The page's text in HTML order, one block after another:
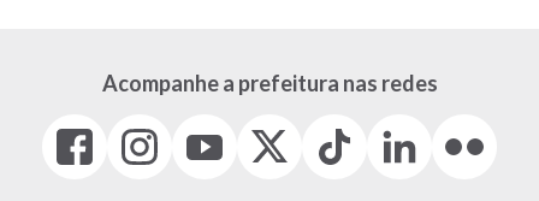
Acompanhe a prefeitura nas redes
Facebook
(link
Instagram
(link
(link
(Antigo
Tiktok
(link
LinkedIn
(link
(link